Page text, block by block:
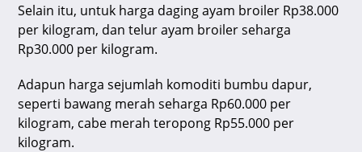
Selain itu, untuk harga daging ayam broiler Rp38.000
per kilogram, dan telur ayam broiler seharga
Rp30.000 per kilogram.
Adapun harga sejumlah komoditi bumbu dapur,
seperti bawang merah seharga Rp60.000 per
kilogram, cabe merah teropong Rp55.000 per
kilogram.